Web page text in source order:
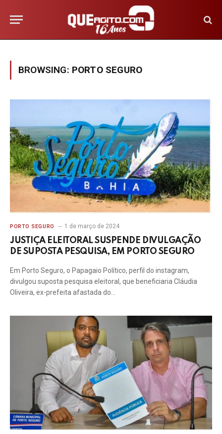
BROWSING: PORTO SEGURO
PORTO SEGURO 1 de março de 2024
JUSTIÇA ELEITORAL SUSPENDE DIVULGAÇÃO
DE SUPOSTA PESQUISA, EM PORTO SEGURO
Em Porto Seguro, o Papagaio Político, perfil do instagram,
divulgou suposta pesquisa eleitoral, que beneficiaria Cláudia
Oliveira, ex-prefeita afastada do…